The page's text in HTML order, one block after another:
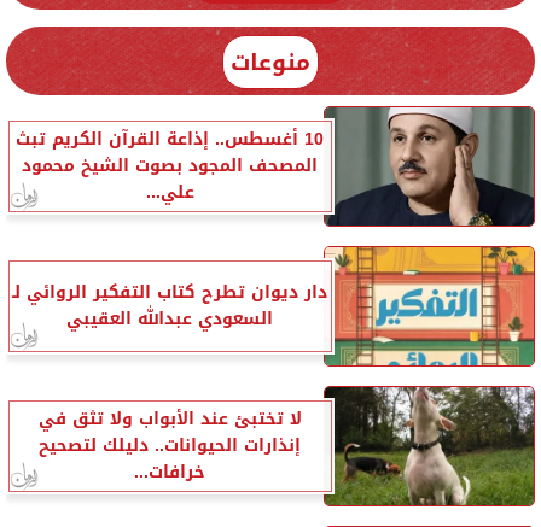
منوعات
10 أغسطس.. إذاعة القرآن الكريم تبث
المصحف المجود بصوت الشيخ محمود
علي...
دار ديوان تطرح كتاب التفكير الروائي لـ
السعودي عبدالله العقيبي
لا تختبئ عند الأبواب ولا تثق في
إنذارات الحيوانات.. دليلك لتصحيح
خرافات...